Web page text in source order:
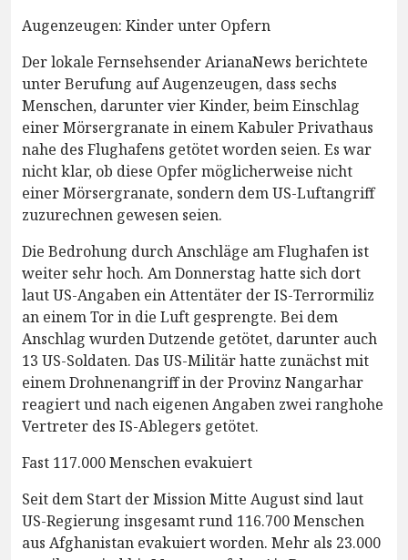
Augenzeugen: Kinder unter Opfern
Der lokale Fernsehsender ArianaNews berichtete
unter Berufung auf Augenzeugen, dass sechs
Menschen, darunter vier Kinder, beim Einschlag
einer Mörsergranate in einem Kabuler Privathaus
nahe des Flughafens getötet worden seien. Es war
nicht klar, ob diese Opfer möglicherweise nicht
einer Mörsergranate, sondern dem US-Luftangriff
zuzurechnen gewesen seien.
Die Bedrohung durch Anschläge am Flughafen ist
weiter sehr hoch. Am Donnerstag hatte sich dort
laut US-Angaben ein Attentäter der IS-Terrormiliz
an einem Tor in die Luft gesprengte. Bei dem
Anschlag wurden Dutzende getötet, darunter auch
13 US-Soldaten. Das US-Militär hatte zunächst mit
einem Drohnenangriff in der Provinz Nangarhar
reagiert und nach eigenen Angaben zwei ranghohe
Vertreter des IS-Ablegers getötet.
Fast 117.000 Menschen evakuiert
Seit dem Start der Mission Mitte August sind laut
US-Regierung insgesamt rund 116.700 Menschen
aus Afghanistan evakuiert worden. Mehr als 23.000